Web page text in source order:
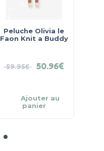
Peluche Olivia le
Faon Knit a Buddy
59.95€ 50.96€
Ajouter au
panier